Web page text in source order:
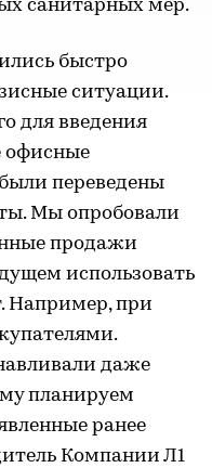
санитарных мер.
быстро
ситуации.
для введения
офисные
переведены
Мы опробовали
продажи
использовать
Например, при
даже
планируем
ранее
Компании Л1